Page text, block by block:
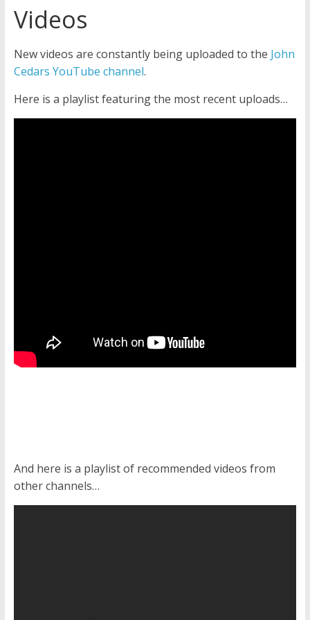
Watchtower Defies Court
Order; Montana Judge Fines
Witnesses
Marking – a loving provision?
Videos
New videos are constantly being uploaded to the John
Cedars YouTube channel.
Here is a playlist featuring the most recent uploads…
And here is a playlist of recommended videos from
other channels…